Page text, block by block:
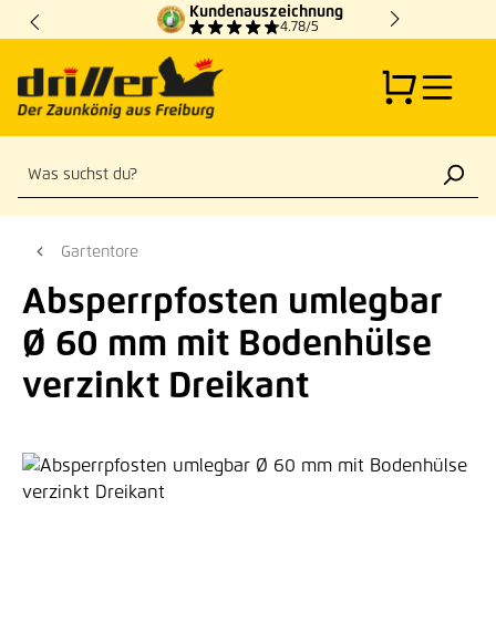
Zum Hauptinhalt springen
Kundenauszeichnung
4.78/5
Gartentore
Absperrpfosten umlegbar
Ø 60 mm mit Bodenhülse
verzinkt Dreikant
Bildergalerie überspringen